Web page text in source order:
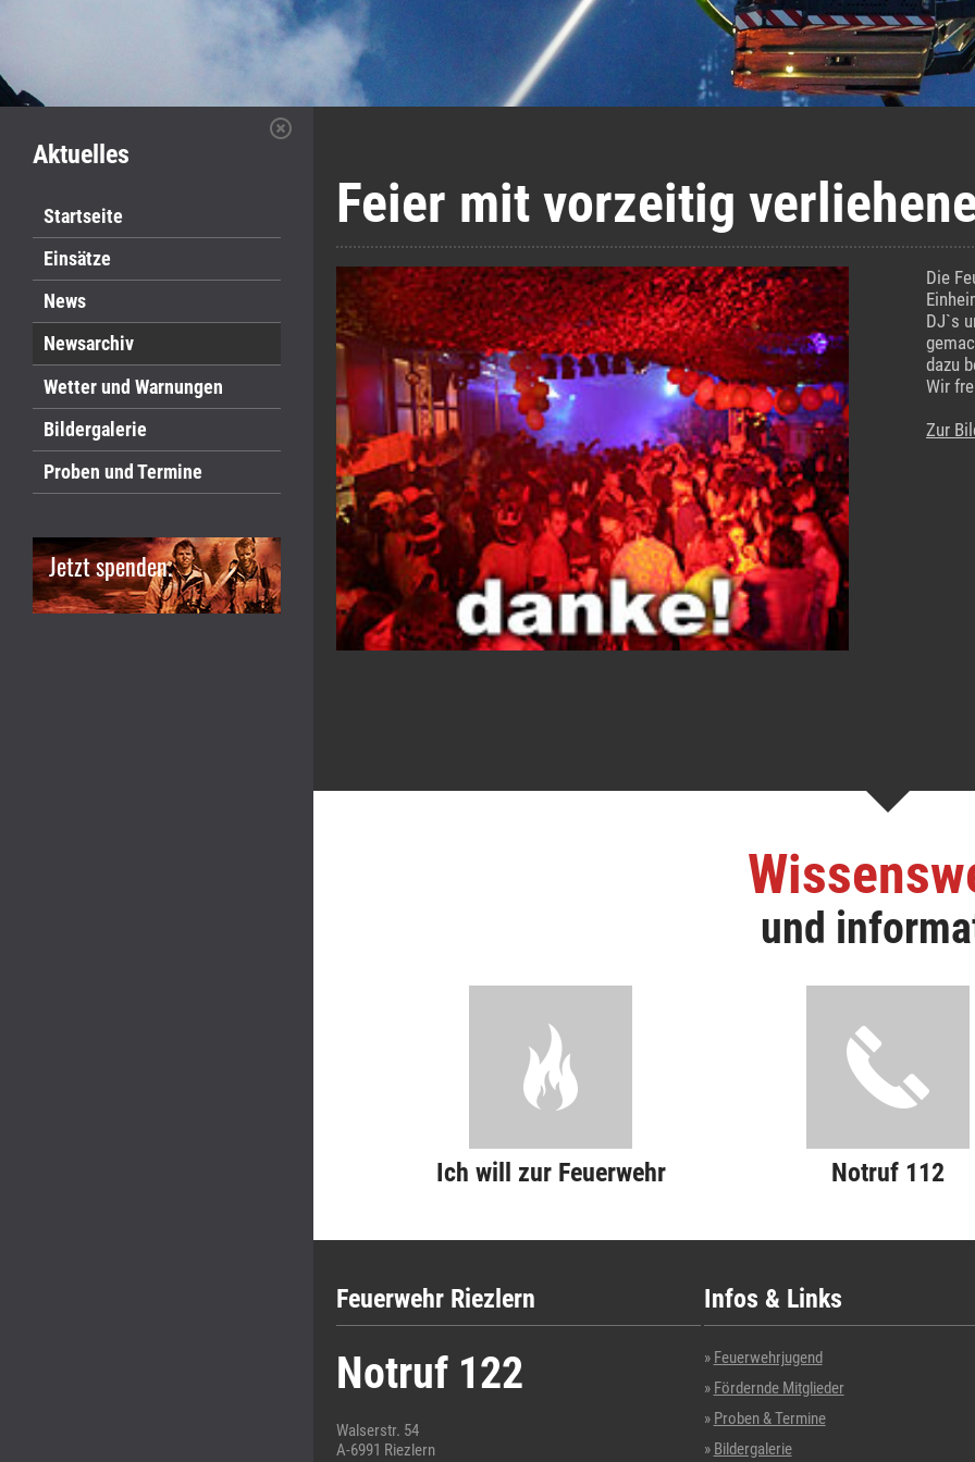
Aktuelles
Startseite
Einsätze
News
Newsarchiv
Wetter und Warnungen
Bildergalerie
Proben und Termine
Jetzt spenden.
Feier mit vorzeitig
Die
DJ`s
dazu
Wir
Zur
und
Ich will zur Feuerwehr Notruf 112
Feuerwehr Riezlern
Notruf 122
Walserstr. 54
A-6991 Riezlern
Infos & Links
Feuerwehrjugend
Fördernde Mitglieder
Proben & Termine
Bildergalerie